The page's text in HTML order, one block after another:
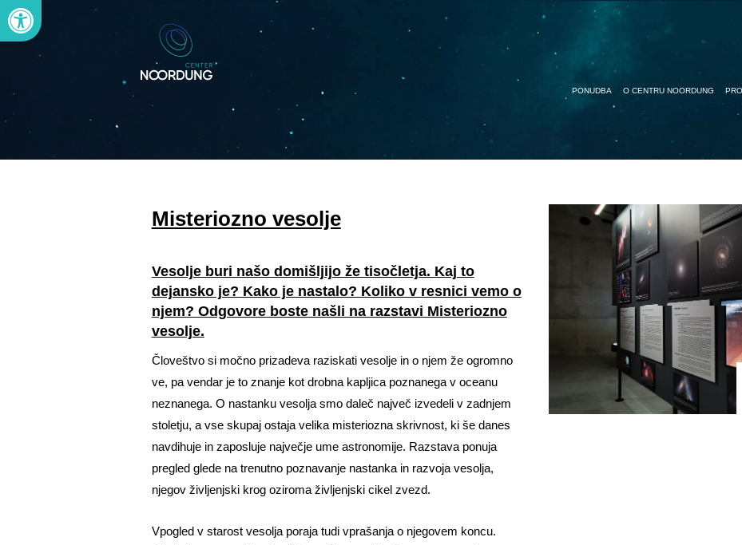
Open toolbar
PONUDBA O CENTRU NOORDUNG
Misteriozno vesolje
Vesolje buri našo domišljijo že tisočletja. Kaj to
dejansko je? Kako je nastalo? Koliko v resnici vemo o
njem? Odgovore boste našli na razstavi Misteriozno
vesolje.
Človeštvo si močno prizadeva raziskati vesolje in o njem že ogromno
ve, pa vendar je to znanje kot drobna kapljica poznanega v oceanu
neznanega. O nastanku vesolja smo daleč največ izvedeli v zadnjem
stoletju, a vse skupaj ostaja velika misteriozna skrivnost, ki še danes
navdihuje in zaposluje največje ume astronomije. Razstava ponuja
pregled glede na trenutno poznavanje nastanka in razvoja vesolja,
njegov življenjski krog oziroma življenjski cikel zvezd.
Vpogled v starost vesolja poraja tudi vprašanja o njegovem koncu.